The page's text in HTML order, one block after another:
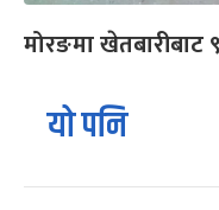
मोरङमा
यो पनि